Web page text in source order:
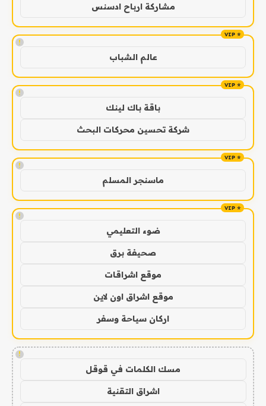
مشاركة ارباح ادسنس
!
عالم الشباب
!
باقة باك لينك
شركة تحسين محركات البحث
!
ماسنجر المسلم
!
ضوء التعليمي
صحيفة برق
موقع اشراقات
موقع اشراق اون لاين
اركان سياحة وسفر
!
مسك الكلمات في قوقل
اشراق التقنية